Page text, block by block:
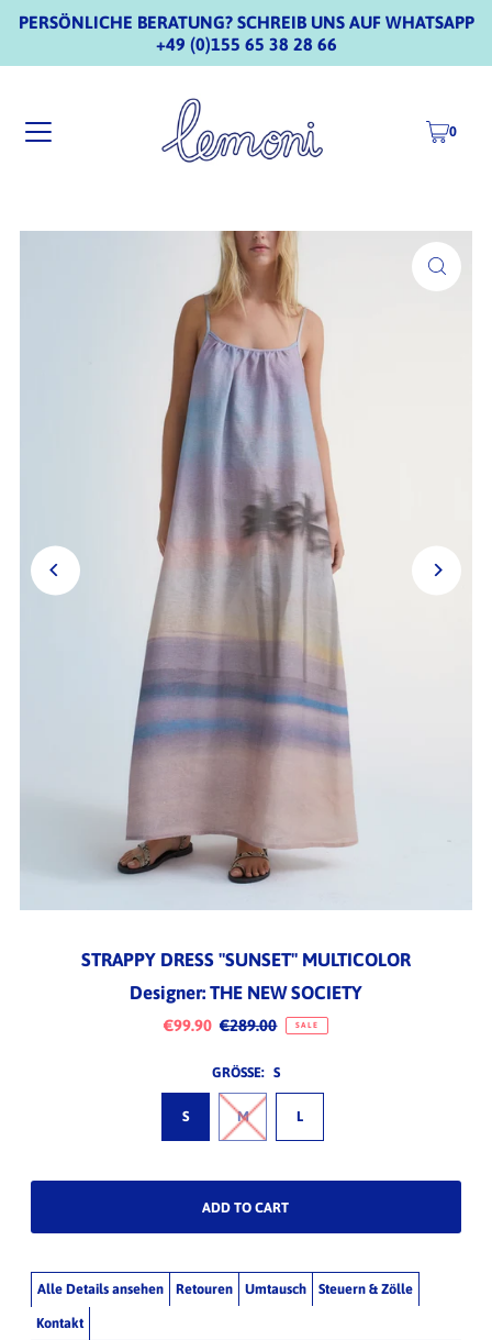
PERSÖNLICHE BERATUNG? SCHREIB UNS AUF WHATSAPP
+49 (0)155 65 38 28 66
0
STRAPPY DRESS "SUNSET" MULTICOLOR
Designer: THE NEW SOCIETY
€99.90 €289.00 SALE
GRÖSSE: S
S M L
Alle Details ansehen Retouren Umtausch Steuern & Zölle
Kontakt